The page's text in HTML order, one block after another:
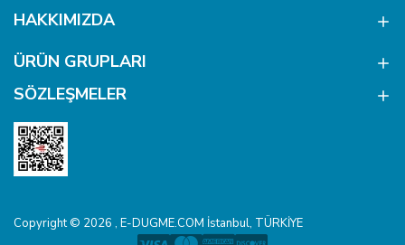
HAKKIMIZDA
ÜRÜN GRUPLARI
SÖZLEŞMELER
Copyright © 2026 , E-DUGME.COM İstanbul, TÜRKİYE